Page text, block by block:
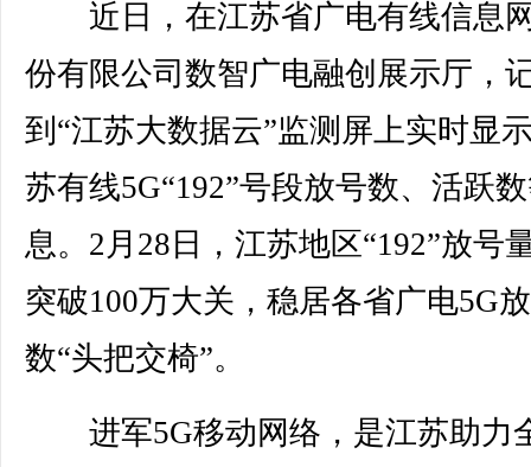
近日，在江苏省广电有线信息
份有限公司数智广电融创展示厅，
到“江苏大数据云”监测屏上实时显
苏有线5G“192”号段放号数、活跃
息。2月28日，江苏地区“192”放号
突破100万大关，稳居各省广电5G
数“头把交椅”。
进军5G移动网络，是江苏助力